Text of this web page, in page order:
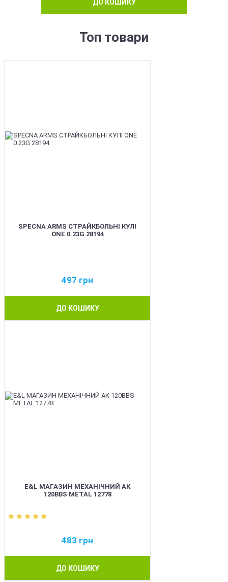
ДО КОШИКУ
Топ товари
SPECNA ARMS СТРАЙКБОЛЬНІ КУЛІ
ONE 0.23G 28194
497 грн
ДО КОШИКУ
E&L МАГАЗИН МЕХАНІЧНИЙ АК
120BBS METAL 12778
483 грн
ДО КОШИКУ